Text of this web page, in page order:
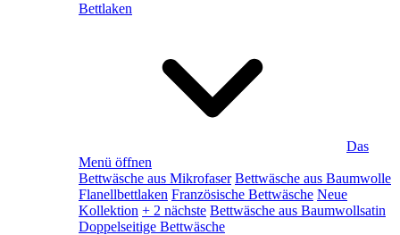
Bettlaken
Das
Menü öffnen
Bettwäsche aus Mikrofaser Bettwäsche aus Baumwolle
Flanellbettlaken Französische Bettwäsche Neue
Kollektion + 2 nächste Bettwäsche aus Baumwollsatin
Doppelseitige Bettwäsche